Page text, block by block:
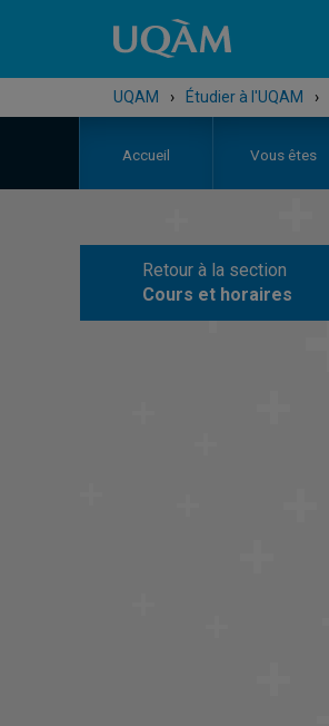
UQAM › Étudier à l'UQAM ›
Accueil Vous êtes
Retour à la section
Cours et horaires